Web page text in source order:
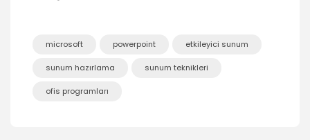
Tablo Düzenleme Araçları
Tabloda Secim Yöntemleri
microsoft powerpoint etkileyici sunum
sunum hazırlama sunum teknikleri
ofis programları